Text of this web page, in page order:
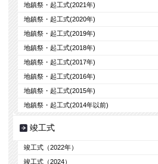
地鎮祭・起工式(2021年)
地鎮祭・起工式(2020年)
地鎮祭・起工式(2019年)
地鎮祭・起工式(2018年)
地鎮祭・起工式(2017年)
地鎮祭・起工式(2016年)
地鎮祭・起工式(2015年)
地鎮祭・起工式(2014年以前)
竣工式
竣工式（2022年）
竣工式（2024）